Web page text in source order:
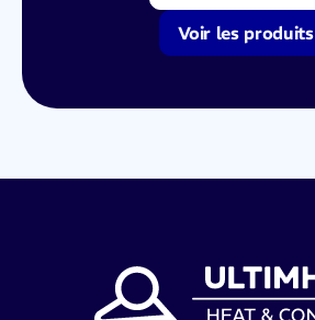
Voir les produits